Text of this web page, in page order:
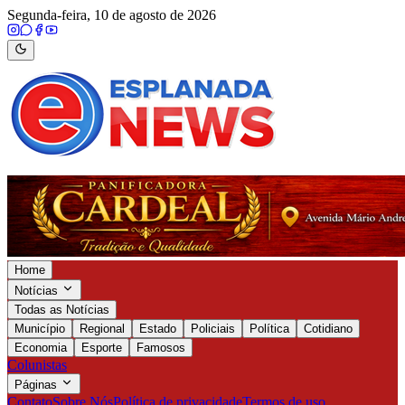
Segunda-feira, 10 de agosto de 2026
Home
Notícias
Todas as Notícias
Município
Regional Estado Policiais Política
Cotidiano
Economia
Esporte Famosos
Colunistas
Páginas
ContatoSobre NósPolítica de privacidadeTermos de uso